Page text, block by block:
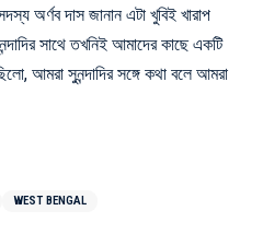
অর্ণব দাস জানান এটা খুবিই খারাপ
সাথে তখনিই আমাদের কাছে একটি
আমরা সুনন্দাদির সঙ্গে কথা বলে আমরা
WEST BENGAL